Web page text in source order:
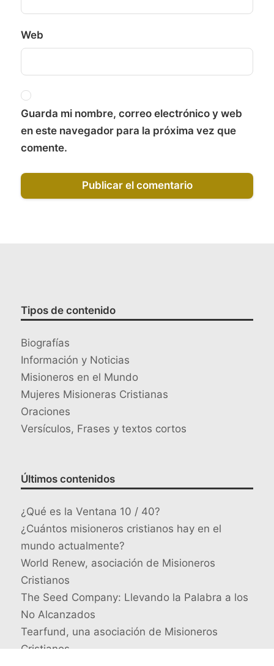
Web
Guarda mi nombre, correo electrónico y web
en este navegador para la próxima vez que
comente.
Tipos de contenido
Biografías
Información y Noticias
Misioneros en el Mundo
Mujeres Misioneras Cristianas
Oraciones
Versículos, Frases y textos cortos
Últimos contenidos
¿Qué es la Ventana 10 / 40?
¿Cuántos misioneros cristianos hay en el
mundo actualmente?
World Renew, asociación de Misioneros
Cristianos
The Seed Company: Llevando la Palabra a los
No Alcanzados
Tearfund, una asociación de Misioneros
Cristianos